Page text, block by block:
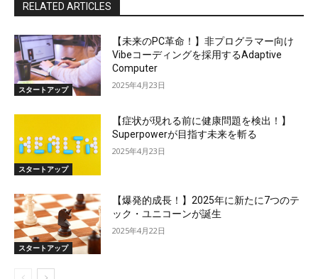
RELATED ARTICLES
スタートアップ
【未来のPC革命！】非プログラマー向け
Vibeコーディングを採用するAdaptive
Computer
2025年4月23日
スタートアップ
【症状が現れる前に健康問題を検出！】
Superpowerが目指す未来を斬る
2025年4月23日
スタートアップ
【爆発的成長！】2025年に新たに7つのテ
ック・ユニコーンが誕生
2025年4月22日